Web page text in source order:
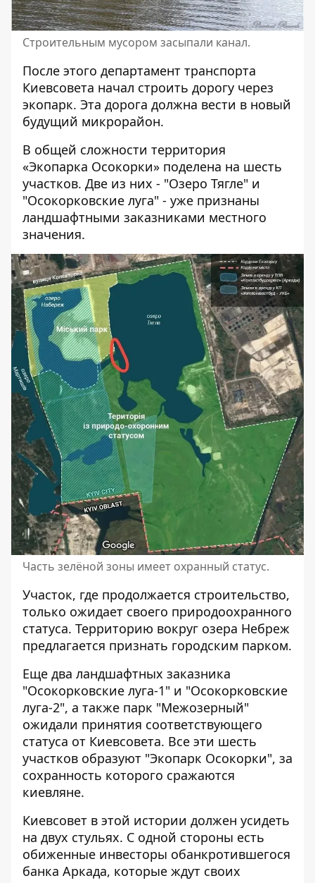
Строительным мусором засыпали канал.
После этого департамент транспорта
Киевсовета начал строить дорогу через
экопарк. Эта дорога должна вести в новый
будущий микрорайон.
В общей сложности территория
«Экопарка Осокорки» поделена на шесть
участков. Две из них - "Озеро Тягле" и
"Осокорковские луга" - уже признаны
ландшафтными заказниками местного
значения.
Часть зелёной зоны имеет охранный статус.
Участок, где продолжается строительство,
только ожидает своего природоохранного
статуса. Территорию вокруг озера Небреж
предлагается признать городским парком.
Еще два ландшафтных заказника
"Осокорковские луга-1" и "Осокорковские
луга-2", а также парк "Межозерный"
ожидали принятия соответствующего
статуса от Киевсовета. Все эти шесть
участков образуют "Экопарк Осокорки", за
сохранность которого сражаются
киевляне.
Киевсовет в этой истории должен усидеть
на двух стульях. С одной стороны есть
обиженные инвесторы обанкротившегося
банка Аркада, которые ждут своих